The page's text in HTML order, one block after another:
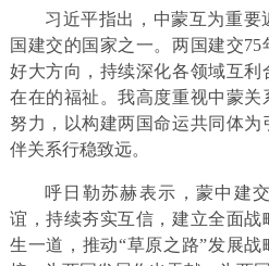
习近平指出，中蒙互为重要
国建交的国家之一。两国建交
好大方向，持续深化各领域互
在在的福祉。我高度重视中蒙
努力，以构建两国命运共同体
伴关系行稳致远。
呼日勒苏赫表示，蒙中建
谊，持续夯实互信，建立全面
生一道，推动“草原之路”发展